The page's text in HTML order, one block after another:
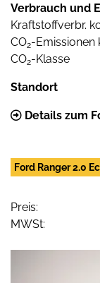
Verbrauch und
Kraftstoffverbr.
CO2-Emissionen
CO2-Klasse
Standort
Details zum
Ford Ranger 2.0
Preis:
MWSt: